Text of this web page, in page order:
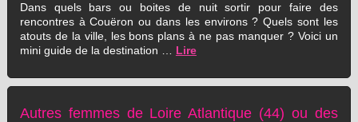
Dans quels bars ou boites de nuit sortir pour faire des
rencontres à Couëron ou dans les environs ? Quels sont les
atouts de la ville, les bons plans à ne pas manquer ? Voici un
mini guide de la destination … Lire
Autres femmes de Loire Atlantique (44) ou des